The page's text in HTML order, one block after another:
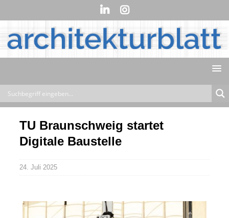
TU Braunschweig startet
Digitale Baustelle
24. Juli 2025